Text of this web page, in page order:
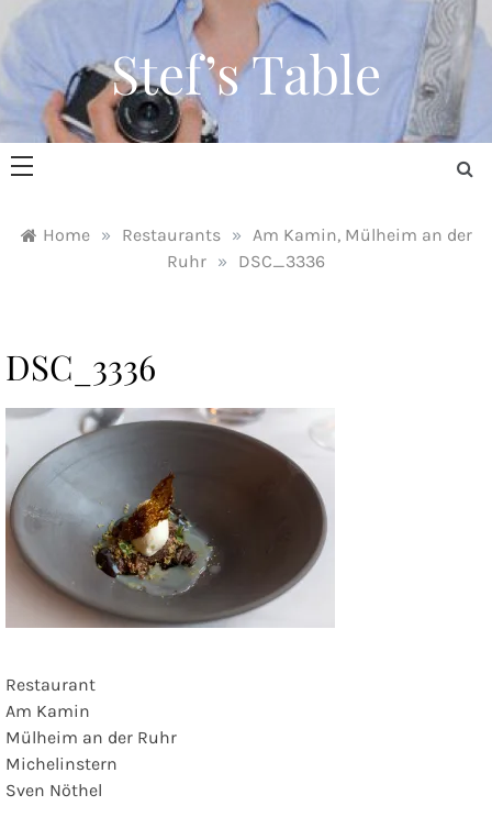
Skip
content
Stef’s Table
Home » Restaurants » Am Kamin, Mülheim an der
Ruhr » DSC_3336
DSC_3336
Restaurant
Am Kamin
Mülheim an der Ruhr
Michelinstern
Sven Nöthel